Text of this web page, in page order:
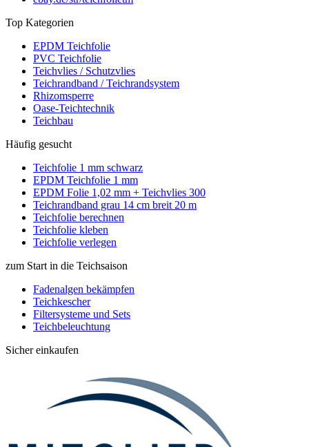
Top Kategorien
EPDM Teichfolie
PVC Teichfolie
Teichvlies / Schutzvlies
Teichrandband / Teichrandsystem
Rhizomsperre
Oase-Teichtechnik
Teichbau
Häufig gesucht
Teichfolie 1 mm schwarz
EPDM Teichfolie 1 mm
EPDM Folie 1,02 mm + Teichvlies 300
Teichrandband grau 14 cm breit 20 m
Teichfolie berechnen
Teichfolie kleben
Teichfolie verlegen
zum Start in die Teichsaison
Fadenalgen bekämpfen
Teichkescher
Filtersysteme und Sets
Teichbeleuchtung
Sicher einkaufen